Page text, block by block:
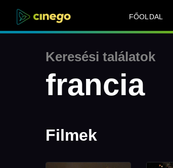
FŐOLDAL
Keresési találatok
francia
Filmek